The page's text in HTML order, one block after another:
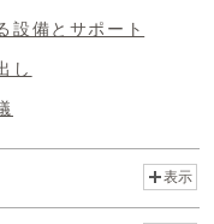
設備とサポート
し
表示